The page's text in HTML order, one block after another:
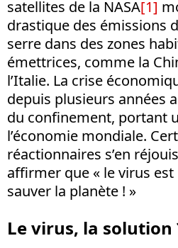
satellites de la NASA[1]
drastique des émissions
serre dans des zones
émettrices, comme la
l’Italie. La crise
depuis plusieurs années
du confinement, portant
l’économie mondiale.
réactionnaires s’en
affirmer que « le virus
sauver la planète ! »
Le virus, la solution